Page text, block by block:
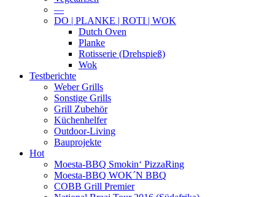
—
DO | PLANKE | ROTI | WOK
Dutch Oven
Planke
Rotisserie (Drehspieß)
Wok
Testberichte
Weber Grills
Sonstige Grills
Grill Zubehör
Küchenhelfer
Outdoor-Living
Bauprojekte
Hot
Moesta-BBQ Smokin‘ PizzaRing
Moesta-BBQ WOK´N BBQ
COBB Grill Premier